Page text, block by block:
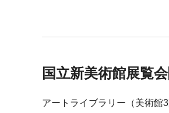
国立新美術館展覧
アートライブラリー（美術館